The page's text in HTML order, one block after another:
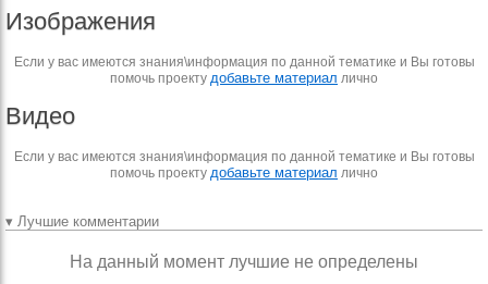
Изображения
Если у вас имеются знания\информация по данной тематике и Вы готовы
помочь проекту добавьте материал лично
Видео
Если у вас имеются знания\информация по данной тематике и Вы готовы
помочь проекту добавьте материал лично
▾ Лучшие комментарии
На данный момент лучшие не определены